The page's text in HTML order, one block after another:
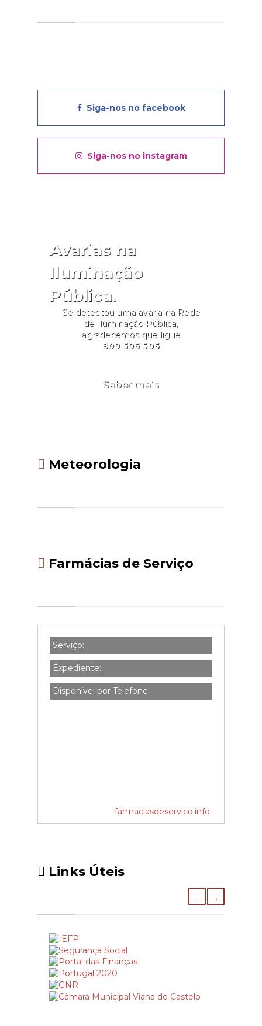
Siga-nos no facebook
Siga-nos no instagram
Avarias na
Iluminação
Pública.
Se detectou uma avaria na Rede
de Iluminação Pública,
agradecemos que ligue
800 506 506
Saber mais
Meteorologia
Farmácias de Serviço
Serviço:
Expediente:
Disponível por Telefone:
farmaciasdeservico.info
Links Úteis